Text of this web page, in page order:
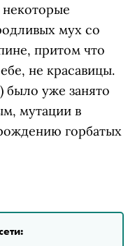
мух со
притом что
не красавицы.
было уже занято
мутации в
горбатых